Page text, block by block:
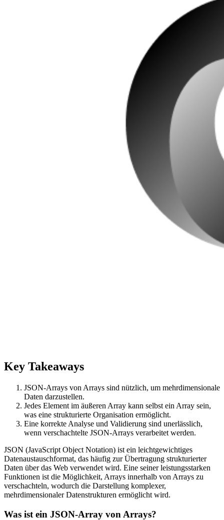
Key Takeaways
JSON-Arrays von Arrays sind nützlich, um mehrdimensionale
Daten darzustellen.
Jedes Element im äußeren Array kann selbst ein Array sein,
was eine strukturierte Organisation ermöglicht.
Eine korrekte Analyse und Validierung sind unerlässlich,
wenn verschachtelte JSON-Arrays verarbeitet werden.
JSON (JavaScript Object Notation) ist ein leichtgewichtiges
Datenaustauschformat, das häufig zur Übertragung strukturierter
Daten über das Web verwendet wird. Eine seiner leistungsstarken
Funktionen ist die Möglichkeit, Arrays innerhalb von Arrays zu
verschachteln, wodurch die Darstellung komplexer,
mehrdimensionaler Datenstrukturen ermöglicht wird.
Was ist ein JSON-Array von Arrays?